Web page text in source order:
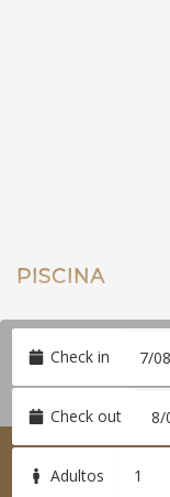
Check in
Check out
Adultos 1
PISCINA
SOBRE